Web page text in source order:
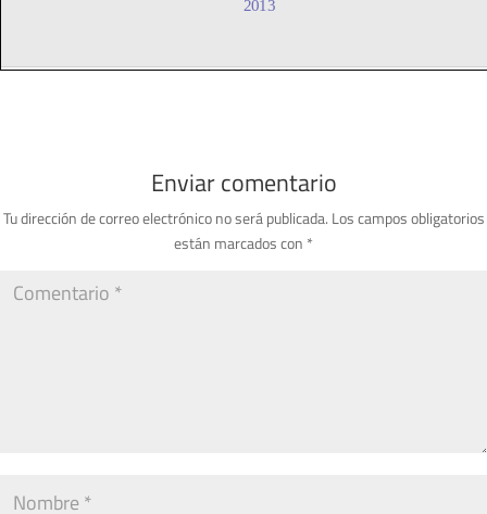
Enviar comentario
Tu dirección de correo electrónico no será publicada. Los campos obligatorios
están marcados con *